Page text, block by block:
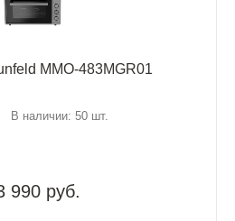
MMO-483MGR01
В наличии: 50 шт.
990 руб.